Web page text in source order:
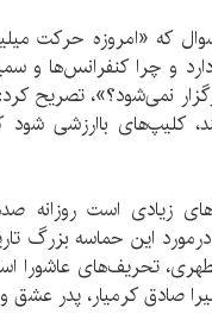
که «امروزه حرکت
و چرا کنفرانس‌ها و
نمی‌شود؟»، تصریح
کلیپ‌های باارزشی
زیادی است روزانه
این حماسه بزرگ
تحریف‌های عاشورا
صادق کرمیار، پدر